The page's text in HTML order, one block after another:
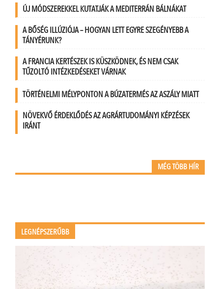
ÚJ MÓDSZEREKKEL KUTATJÁK A MEDITERRÁN BÁLNÁKAT
A BŐSÉG ILLÚZIÓJA – HOGYAN LETT EGYRE SZEGÉNYEBB A
TÁNYÉRUNK?
A FRANCIA KERTÉSZEK IS KÜSZKÖDNEK, ÉS NEM CSAK
TŰZOLTÓ INTÉZKEDÉSEKET VÁRNAK
TÖRTÉNELMI MÉLYPONTON A BÚZATERMÉS AZ ASZÁLY MIATT
NÖVEKVŐ ÉRDEKLŐDÉS AZ AGRÁRTUDOMÁNYI KÉPZÉSEK
IRÁNT
MÉG TÖBB HÍR
LEGNÉPSZERŰBB